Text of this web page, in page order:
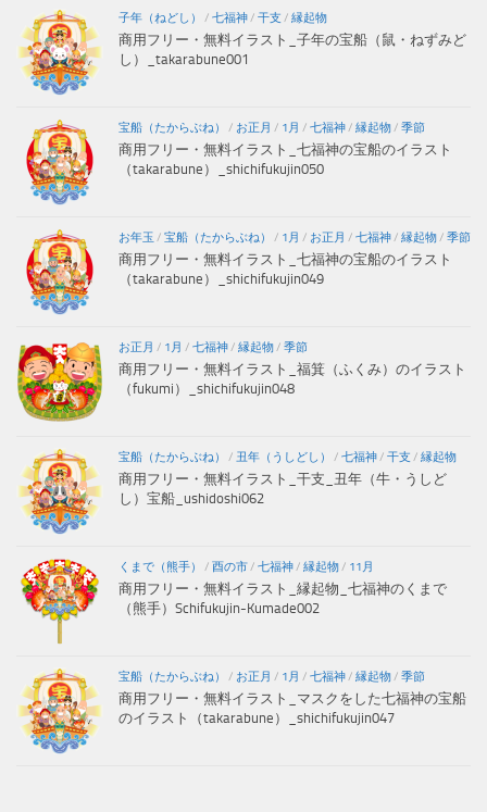
子年（ねどし） / 七福神/ 干支 / 縁起物
商用フリー・無料イラスト_子年の宝船（鼠・ねずみど
し）_takarabune001
宝船（たからぶね） / お正月 / 1月 / 七福神/ 縁起物/ 季節
商用フリー・無料イラスト_七福神の宝船のイラスト
（takarabune）_shichifukujin050
お年玉 / 宝船（たからぶね） / 1月 / お正月 / 七福神/ 縁起物/ 季節
商用フリー・無料イラスト_七福神の宝船のイラスト
（takarabune）_shichifukujin049
お正月 / 1月 / 七福神/ 縁起物/ 季節
商用フリー・無料イラスト_福箕（ふくみ）のイラスト
（fukumi）_shichifukujin048
宝船（たからぶね） / 丑年（うしどし） / 七福神/ 干支 / 縁起物
商用フリー・無料イラスト_干支_丑年（牛・うしど
し）宝船_ushidoshi062
くまで（熊手） / 酉の市/ 七福神/ 縁起物/ 11月
商用フリー・無料イラスト_縁起物_七福神のくまで
（熊手）Schifukujin-Kumade002
宝船（たからぶね） / お正月 / 1月 / 七福神/ 縁起物/ 季節
商用フリー・無料イラスト_マスクをした七福神の宝船
のイラスト（takarabune）_shichifukujin047